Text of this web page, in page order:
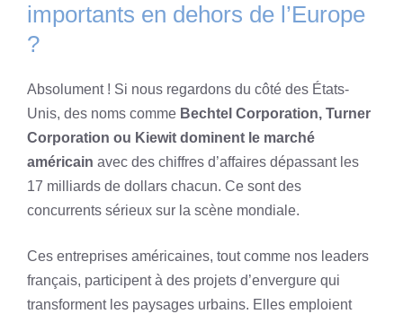
importants en dehors de l’Europe
?
Absolument ! Si nous regardons du côté des États-
Unis, des noms comme Bechtel Corporation, Turner
Corporation ou Kiewit dominent le marché
américain avec des chiffres d’affaires dépassant les
17 milliards de dollars chacun. Ce sont des
concurrents sérieux sur la scène mondiale.
Ces entreprises américaines, tout comme nos leaders
français, participent à des projets d’envergure qui
transforment les paysages urbains. Elles emploient